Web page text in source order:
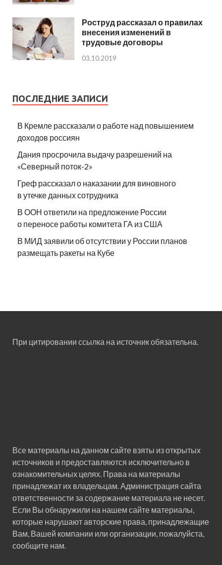
Роструд рассказал о правилах
внесения изменений в
трудовые договоры
03.10.2019
ПОСЛЕДНИЕ ЗАПИСИ
В Кремле рассказали о работе над повышением
доходов россиян
Дания просрочила выдачу разрешений на
«Северный поток-2»
Греф рассказал о наказании для виновного
в утечке данных сотрудника
В ООН ответили на предложение России
о переносе работы комитета ГА из США
В МИД заявили об отсутствии у России планов
размещать ракеты на Кубе
При цитировании ссылка на источник обязательна.
Все материалы на данном сайте взяты из открытых
источников и предоставляются исключительно в
ознакомительных целях. Права на материалы
принадлежат их владельцам. Администрация сайта
ответственности за содержание материала не несет.
Если Вы обнаружили на нашем сайте материалы,
которые нарушают авторские права, принадлежащие
Вам, Вашей компании или организации, пожалуйста,
сообщите нам.